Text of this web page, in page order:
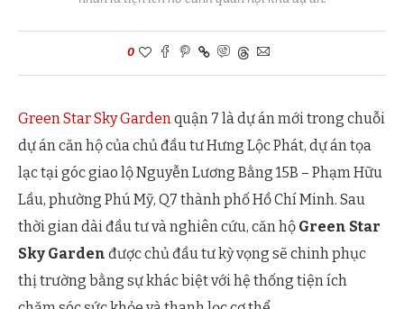
0
Green Star Sky Gardenquận 7 là dự án mới trong chuỗi
dự án căn hộ của chủ đầu tư Hưng Lộc Phát, dự án tọa
lạc tại góc giao lộ Nguyễn Lương Bằng 15B – Phạm Hữu
Lầu, phường Phú Mỹ, Q7 thành phố Hồ Chí Minh. Sau
thời gian dài đầu tư và nghiên cứu, căn hộ Green Star
Sky Garden được chủ đầu tư kỳ vọng sẽ chinh phục
thị trường bằng sự khác biệt với hệ thống tiện ích